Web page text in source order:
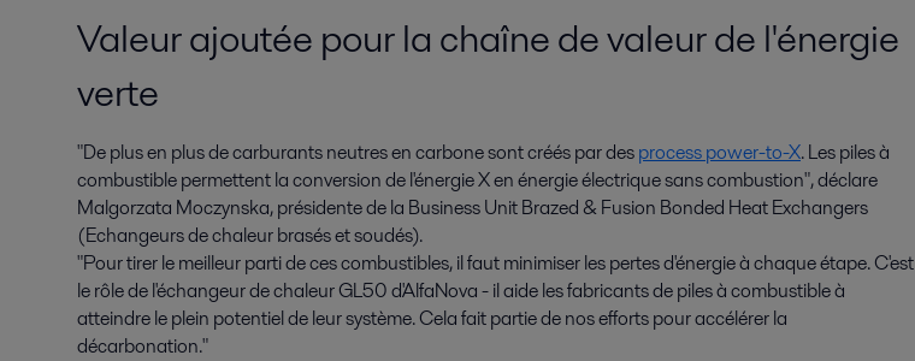
Valeur ajoutée pour la chaîne de valeur de l'énergie
verte
"De plus en plus de carburants neutres en carbone sont créés par desprocess power-to-X. Les piles à
combustible permettent la conversion de l'énergie X en énergie électrique sans combustion", déclare
Malgorzata Moczynska, présidente de la Business Unit Brazed & Fusion Bonded Heat Exchangers
(Echangeurs de chaleur brasés et soudés).
"Pour tirer le meilleur parti de ces combustibles, il faut minimiser les pertes d'énergie à chaque étape. C'est
le rôle de l'échangeur de chaleur GL50 d'AlfaNova - il aide les fabricants de piles à combustible à
atteindre le plein potentiel de leur système. Cela fait partie de nos efforts pour accélérer la
décarbonation."